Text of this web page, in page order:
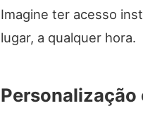
Imagine ter acesso
lugar, a qualquer hora.